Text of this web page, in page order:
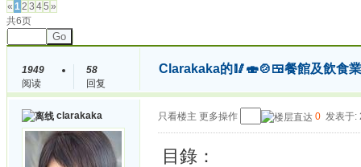
« 12 3 45 »
共6页
Go
1949
阅读
58
回复
Clarakaka的🥢🍣🍲🍱餐館及飲食
clarakaka 只看楼主 更多操作 0 发表于:
目錄：